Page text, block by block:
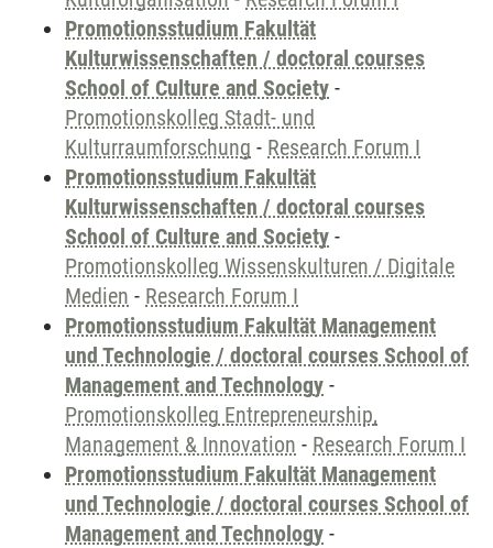
Promotionsstudium Fakultät
Kulturwissenschaften / doctoral courses
School of Culture and Society -
Promotionskolleg Stadt- und
Kulturraumforschung - Research Forum I
Promotionsstudium Fakultät
Kulturwissenschaften / doctoral courses
School of Culture and Society -
Promotionskolleg Wissenskulturen / Digitale
Medien - Research Forum I
Promotionsstudium Fakultät Management
und Technologie / doctoral courses School of
Management and Technology -
Promotionskolleg Entrepreneurship,
Management & Innovation - Research Forum I
Promotionsstudium Fakultät Management
und Technologie / doctoral courses School of
Management and Technology -